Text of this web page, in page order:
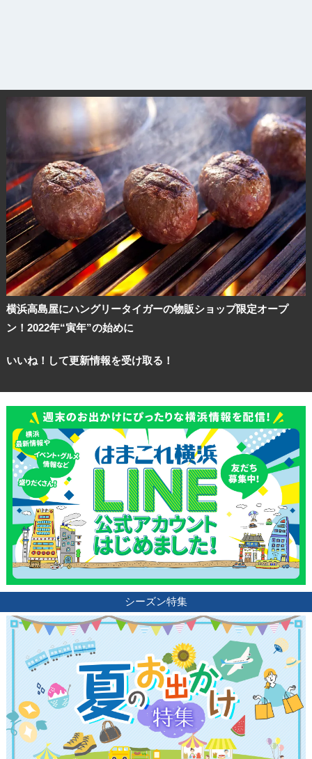
横浜高島屋にハングリータイガーの物販ショップ限定オープ
ン！2022年“寅年”の始めに
いいね！して更新情報を受け取る！
シーズン特集
観光ガイド
ランキング
ブログ記事
サイトについて